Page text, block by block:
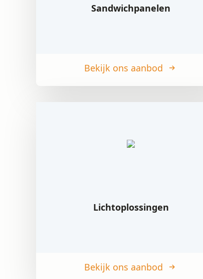
Sandwichpanelen
Bekijk ons aanbod
Lichtoplossingen
Bekijk ons aanbod